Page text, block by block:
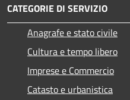
CATEGORIE DI SERVIZIO
Anagrafe e stato civile
Cultura e tempo libero
Imprese e Commercio
Catasto e urbanistica